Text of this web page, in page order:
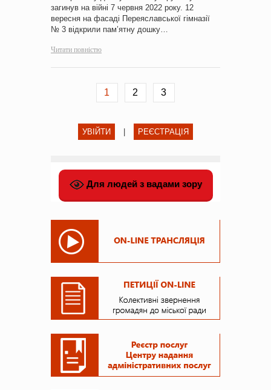
загинув на війні 7 червня 2022 року. 12
вересня на фасаді Переяславської гімназії
№ 3 відкрили пам’ятну дошку…
Читати повністю
1 2 3
УВІЙТИ РЕЄСТРАЦІЯ
Для людей з вадами зору